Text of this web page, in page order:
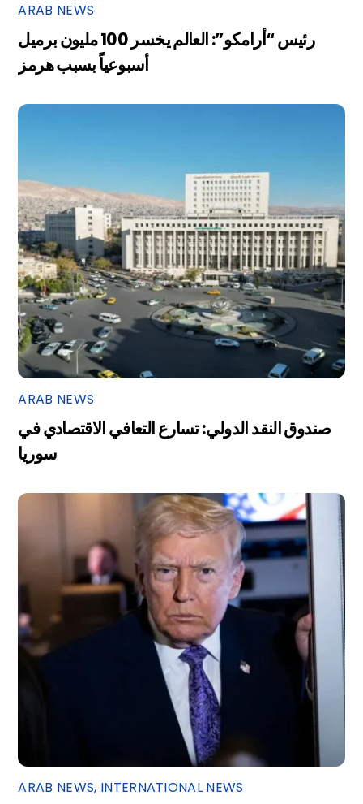
ARAB NEWS
رئيس “أرامكو”: العالم يخسر 100 مليون برميل
أسبوعياً بسبب هرمز
ARAB NEWS
صندوق النقد الدولي: تسارع التعافي الاقتصادي في
سوريا
ARAB NEWS, INTERNATIONAL NEWS